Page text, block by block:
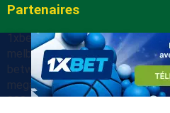
Partenaires
1xbetapk.africafoot.com
melbet.africafoot.com
betwinnerapp.africafoot.com
megapari.africafoot.com
888starz.africafoot.com